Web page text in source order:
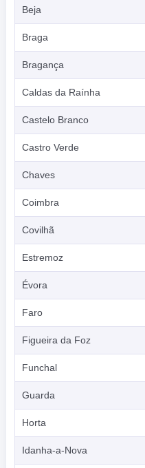
Beja
Braga
Bragança
Caldas da Raínha
Castelo Branco
Castro Verde
Chaves
Coimbra
Covilhã
Estremoz
Évora
Faro
Figueira da Foz
Funchal
Guarda
Horta
Idanha-a-Nova